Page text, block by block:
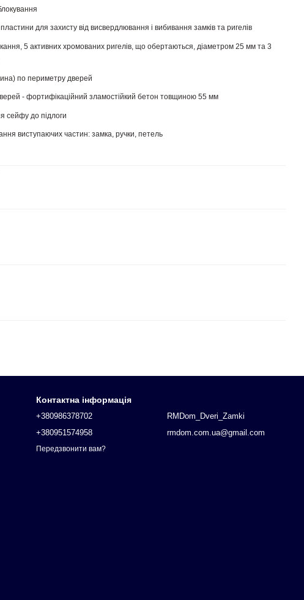
для захисту від висвердлювання і вибивання замків та ригелів
5 активних хромованих ригелів, що обертаються, діаметром 25 мм та 3
по периметру дверей
- фортифікаційний зламостійкий бетон товщиною 55 мм
сейфу до підлоги
виступаючих частин: замка, ручки, петель
Контактна інформація
+380986378702
+380951574958
Передзвонити вам?
RMDom_Dveri_Zamki
rmdom.com.ua@gmail.com